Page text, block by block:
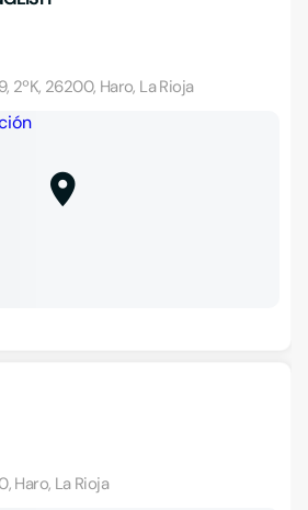
2ºK, 26200, Haro, La Rioja
Haro, La Rioja